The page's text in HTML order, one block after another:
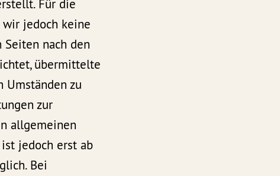
Für die
jedoch keine
nach den
übermittelte
Umständen zu
zur
allgemeinen
jedoch erst ab
Bei